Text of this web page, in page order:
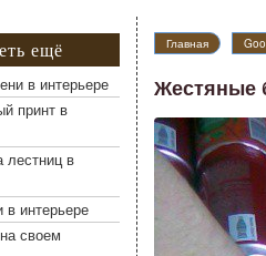
Главная
Жестяные
коллектор
ещё
в интерьере
принт в
лестниц в
в интерьере
своем